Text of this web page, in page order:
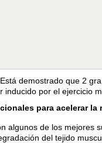
demostrado que 2
inducido por el ejercicio
para acelerar la
algunos de los mejores
del tejido